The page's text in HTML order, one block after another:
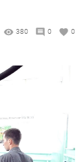
380 0 0